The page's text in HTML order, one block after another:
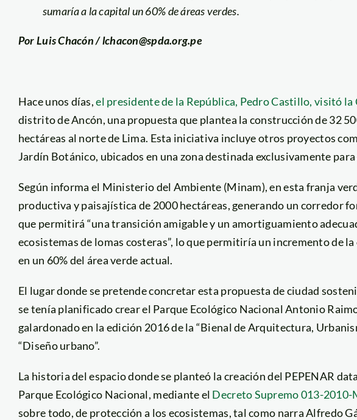
sumaría a la capital un 60% de áreas verdes.
Por Luis Chacón / lchacon@spda.org.pe
Hace unos días,el presidente de la República, Pedro Castillo, visitó
distrito de Ancón, una propuesta que plantea la construcción de 32
hectáreas al norte de Lima. Esta iniciativa incluye otros proyectos
Jardín Botánico, ubicados en una zona destinada exclusivamente para
Según informa el Ministerio del Ambiente (Minam), en esta franja
productiva y paisajística de 2000 hectáreas, generando un corredor
que permitirá “una transición amigable y un amortiguamiento
ecosistemas de lomas costeras”, lo que permitiría un incremento de
en un 60% del área verde actual.
El lugar donde se pretende concretar esta propuesta de ciudad
se tenía planificado crear el Parque Ecológico Nacional Antonio
galardonado en la edición 2016 de la “Bienal de Arquitectura,
“Diseño urbano”.
La historia del espacio donde se planteó la creación del PEPENAR
Parque Ecológico Nacional, mediante el Decreto Supremo 013-
sobre todo, de protección a los ecosistemas, tal como narra Alfredo